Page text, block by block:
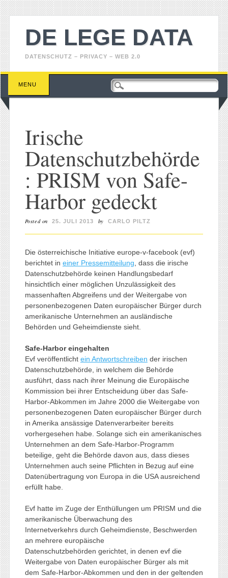
DE LEGE DATA
DATENSCHUTZ – PRIVACY – WEB 2.0
Main menu
Skip
content
MENU
Irische
Datenschutzbehörde
: PRISM von Safe-
Harbor gedeckt
Posted on 25. JULI 2013 by CARLO PILTZ
Die österreichische Initiative europe-v-facebook (evf)
berichtet in einer Pressemitteilung , dass die irische
Datenschutzbehörde keinen Handlungsbedarf
hinsichtlich einer möglichen Unzulässigkeit des
massenhaften Abgreifens und der Weitergabe von
personenbezogenen Daten europäischer Bürger durch
amerikanische Unternehmen an ausländische
Behörden und Geheimdienste sieht.
Safe-Harbor eingehalten
Evf veröffentlicht ein Antwortschreiben der irischen
Datenschutzbehörde, in welchem die Behörde
ausführt, dass nach ihrer Meinung die Europäische
Kommission bei ihrer Entscheidung über das Safe-
Harbor-Abkommen im Jahre 2000 die Weitergabe von
personenbezogenen Daten europäischer Bürger durch
in Amerika ansässige Datenverarbeiter bereits
vorhergesehen habe. Solange sich ein amerikanisches
Unternehmen an dem Safe-Harbor-Programm
beteilige, geht die Behörde davon aus, dass dieses
Unternehmen auch seine Pflichten in Bezug auf eine
Datenübertragung von Europa in die USA ausreichend
erfüllt habe.
Evf hatte im Zuge der Enthüllungen um PRISM und die
amerikanische Überwachung des
Internetverkehrs durch Geheimdienste, Beschwerden
an mehrere europäische
Datenschutzbehörden gerichtet, in denen evf die
Weitergabe von Daten europäischer Bürger als mit
dem Safe-Harbor-Abkommen und den in der geltenden